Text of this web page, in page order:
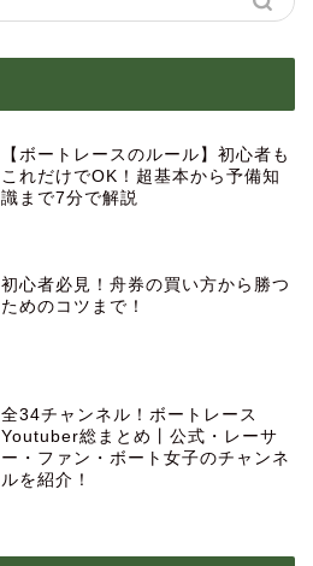
【ボートレースのルール】初心者も
これだけでOK！超基本から予備知
識まで7分で解説
初心者必見！舟券の買い方から勝つ
ためのコツまで！
全34チャンネル！ボートレース
Youtuber総まとめ丨公式・レーサ
ー・ファン・ボート女子のチャンネ
ルを紹介！